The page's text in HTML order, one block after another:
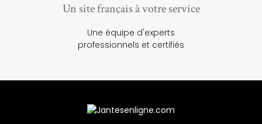
Un site français à votre service
Une équipe d'experts
professionnels et certifiés